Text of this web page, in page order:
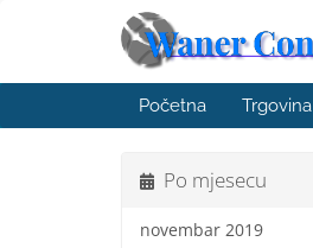
Početna Trgovina
Po mjesecu
novembar 2019